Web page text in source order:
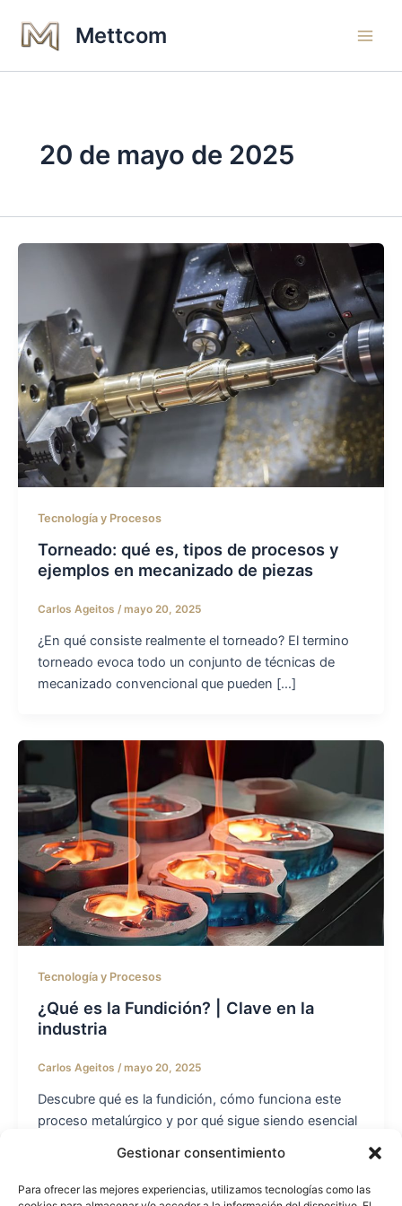
Gestionar consentimiento
Para ofrecer las mejores experiencias, utilizamos tecnologías como las
contenido
Mettcom
20 de mayo de 2025
Tecnología y Procesos
Torneado: qué es, tipos de procesos y
ejemplos en mecanizado de piezas
Carlos Ageitos / mayo 20, 2025
¿En qué consiste realmente el torneado? El termino
torneado evoca todo un conjunto de técnicas de
mecanizado convencional que pueden […]
Tecnología y Procesos
¿Qué es la Fundición? | Clave en la
industria
Carlos Ageitos / mayo 20, 2025
Descubre qué es la fundición, cómo funciona este
proceso metalúrgico y por qué sigue siendo esencial
personalizadas en sectores como automoción,
maquinaria o energía.